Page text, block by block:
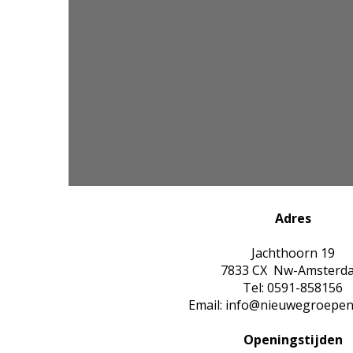
Adres
Jachthoorn 19
7833 CX Nw-
Tel: 0591-858156
Email:
Openingstijden